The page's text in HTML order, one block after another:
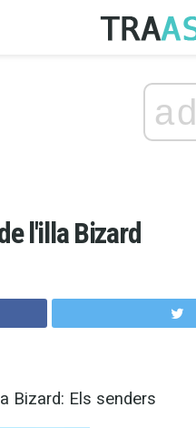
ad
l'illa Bizard
Bizard: Els senders